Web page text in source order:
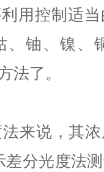
用控制适
、铀、镍、
法了。
来说，其
差分光度法